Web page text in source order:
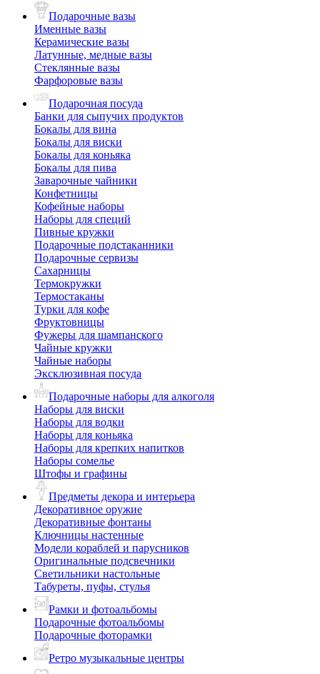
Подарочные вазы
Именные вазы
Керамические вазы
Латунные, медные вазы
Стеклянные вазы
Фарфоровые вазы
Подарочная посуда
Банки для сыпучих продуктов
Бокалы для вина
Бокалы для виски
Бокалы для коньяка
Бокалы для пива
Заварочные чайники
Конфетницы
Кофейные наборы
Наборы для специй
Пивные кружки
Подарочные подстаканники
Подарочные сервизы
Сахарницы
Термокружки
Термостаканы
Турки для кофе
Фруктовницы
Фужеры для шампанского
Чайные кружки
Чайные наборы
Эксклюзивная посуда
Подарочные наборы для алкоголя
Наборы для виски
Наборы для водки
Наборы для коньяка
Наборы для крепких напитков
Наборы сомелье
Штофы и графины
Предметы декора и интерьера
Декоративное оружие
Декоративные фонтаны
Ключницы настенные
Модели кораблей и парусников
Оригинальные подсвечники
Светильники настольные
Табуреты, пуфы, стулья
Рамки и фотоальбомы
Подарочные фотоальбомы
Подарочные фоторамки
Ретро музыкальные центры